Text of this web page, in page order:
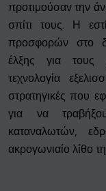
προτιμούσαν την
σπίτι τους. Η
προσφορών στο
έλξης για τους
τεχνολογία
στρατηγικές που
για να
καταναλωτών,
ακρογωνιαίο λίθο